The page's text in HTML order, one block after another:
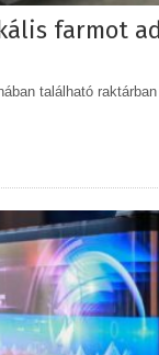
farmot
található